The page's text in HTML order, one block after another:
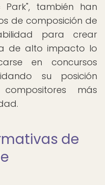
Park", también han
de composición de
para crear
de alto impacto lo
en concursos
su posición
más
de